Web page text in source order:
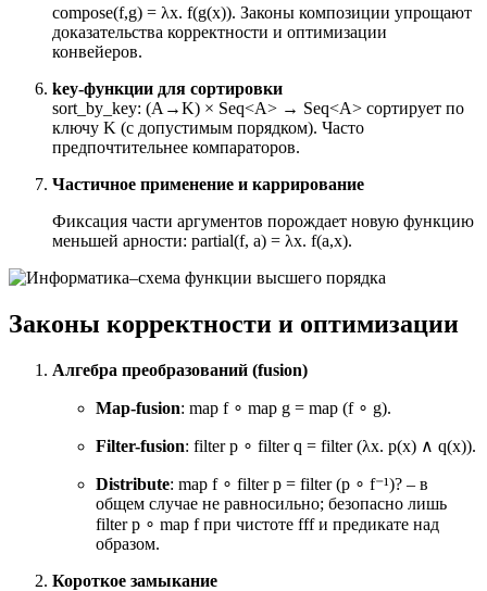
compose(f,g) = λx. f(g(x)). Законы композиции упрощают
доказательства корректности и оптимизации
конвейеров.
key-функции для сортировки
sort_by_key: (A→K) × Seq<A> → Seq<A> сортирует по
ключу K (с допустимым порядком). Часто
предпочтительнее компараторов.
Частичное применение и каррирование
Фиксация части аргументов порождает новую функцию
меньшей арности: partial(f, a) = λx. f(a,x).
Законы корректности и оптимизации
Алгебра преобразований (fusion)
Map-fusion: map f ∘ map g = map (f ∘ g).
Filter-fusion: filter p ∘ filter q = filter (λx. p(x) ∧ q(x)).
Distribute: map f ∘ filter p = filter (p ∘ f⁻¹)? – в
общем случае не равносильно; безопасно лишь
filter p ∘ map f при чистоте fff и предикате над
образом.
Короткое замыкание